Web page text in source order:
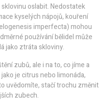
oslabit. Nedostatek
kyselých nápojů, kouření
imperfecta) mohou
používání bělidel může
jako ztráta skloviny.
zubů, ale i na to, co jíme a
je citrus nebo limonáda,
uvědomíte, stačí trochu změnit
zubech.